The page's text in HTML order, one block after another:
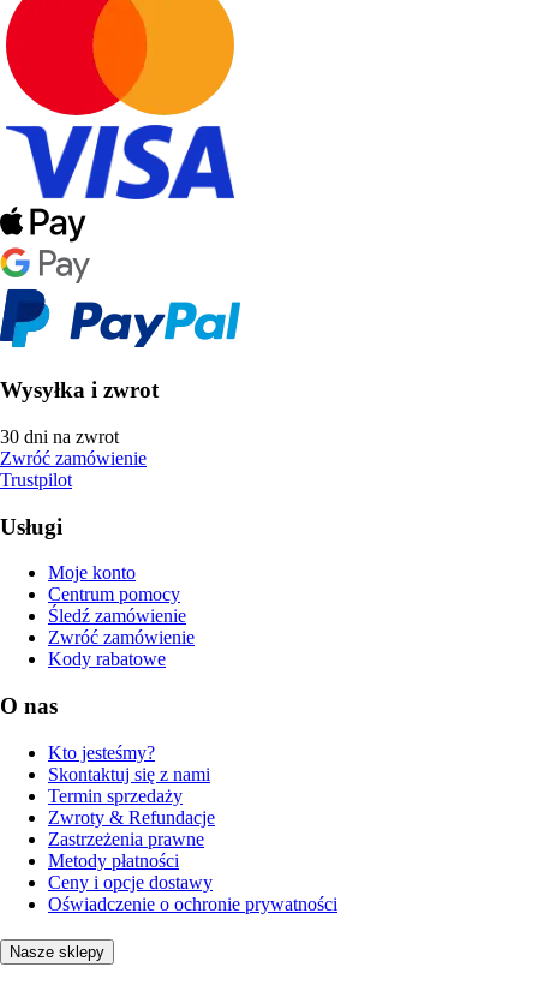
Wysyłka i zwrot
30 dni na zwrot
Zwróć zamówienie
Trustpilot
Usługi
Moje konto
Centrum pomocy
Śledź zamówienie
Zwróć zamówienie
Kody rabatowe
O nas
Kto jesteśmy?
Skontaktuj się z nami
Termin sprzedaży
Zwroty & Refundacje
Zastrzeżenia prawne
Metody płatności
Ceny i opcje dostawy
Oświadczenie o ochronie prywatności
Nasze sklepy